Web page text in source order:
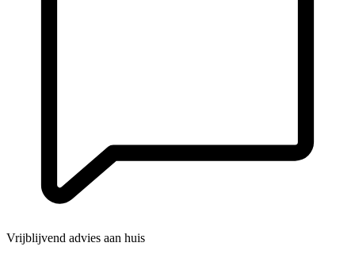
Vrijblijvend advies aan huis